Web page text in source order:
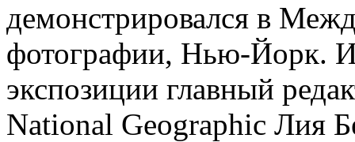
демонстрировался в
фотографии, Нью-Йорк.
экспозиции главный
National Geographic Лия